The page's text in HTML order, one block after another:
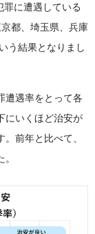
に遭遇している
都、埼玉県、兵庫
う結果となりまし
遭遇率をとって各
にいくほど治安が
前年と比べて、